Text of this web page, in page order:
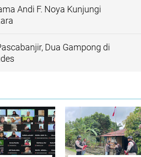
Andi F. Noya Kunjungi
Dua Gampong di